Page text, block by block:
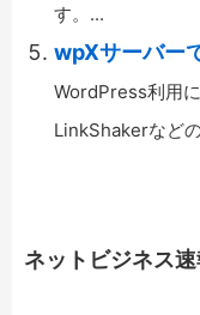
す。...
wpXサーバー
WordPress利用
LinkShakerなど
ネットビジネス